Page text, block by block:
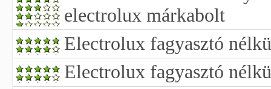
electrolux márkabolt
Electrolux fagyasztó
Electrolux fagyasztó